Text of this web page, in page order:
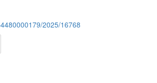
2025/16768